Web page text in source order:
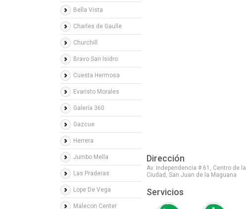
Bella Vista
Charles de Gaulle
Churchill
Bravo San Isidro
Cuesta Hermosa
Evaristo Morales
Galería 360
Gazcue
Herrera
Jumbo Mella
Las Praderas
Lope De Vega
Malecon Center
Dirección
Av. Independencia # 61, Centro de la
Ciudad, San Juan de la Maguana
Servicios